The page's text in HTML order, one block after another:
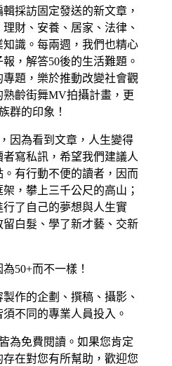
採訪固定發送的新文章，
財、安養、居家、法律、
識。每兩週，我們也精心
，解答50後的生活難題。
題，樂於推動改變社會觀
齡街舞MV拍攝計畫，更
群的印象！
因為看到文章，人生變得
寫私訊，希望我們建議人
有行動不便的讀者，因而
，攀上三千公尺的高山；
了自己的夢想與人生實
白髮、學了新才藝、交新
50+而不一樣！
作的企劃、撰稿、攝影、
不同的專業人員投入。
為免費閱讀。如果您肯定
在對您有所幫助，歡迎您